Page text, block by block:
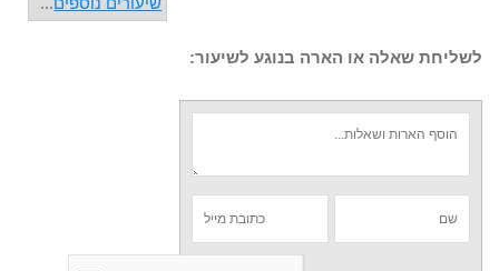
לשליחת שאלה או הארה בנוגע לשיעור: